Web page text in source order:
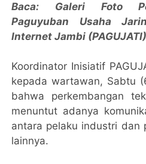
Baca: Galeri Foto
Paguyuban Usaha
Internet Jambi (PAGUJATI)
Koordinator Inisiatif
kepada wartawan, Sabtu
bahwa perkembangan
menuntut adanya
antara pelaku industri dan
lainnya.